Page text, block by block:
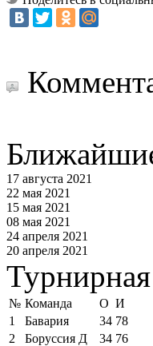
17 августа 2021
22 мая 2021
15 мая 2021
08 мая 2021
24 апреля 2021
20 апреля 2021
№ Команда О И
1
Бавария 34 78
2
Боруссия Д 34 76